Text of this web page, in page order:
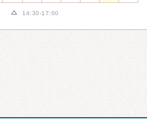
14:30-17:00